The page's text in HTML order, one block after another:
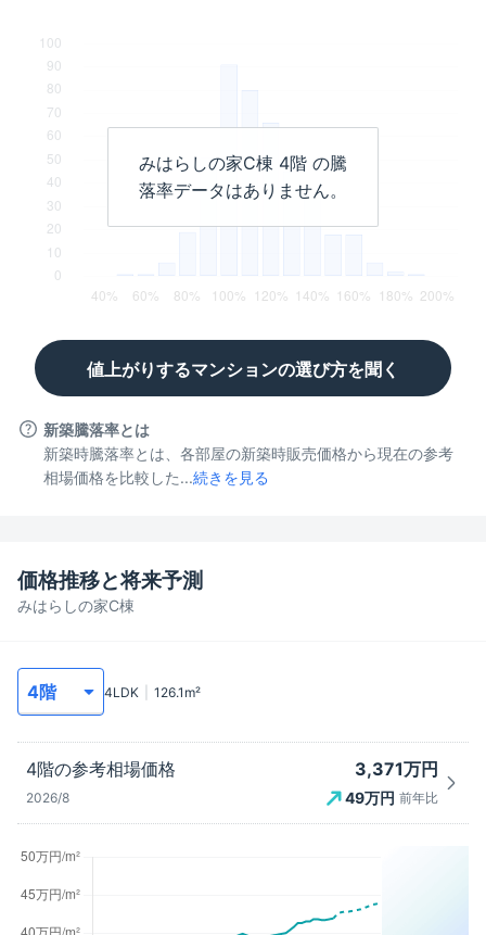
みはらしの家C棟 4階の騰
落率データはありません。
値上がりするマンションの選び方を聞く
新築騰落率とは
新築時騰落率とは、各部屋の新築時販売価格から現在の参考
相場価格を比較した...続きを見る
みはらしの家C棟
価格推移と将来予測
4LDK 126.1 m²
4階の参考相場価格
2026/8
3,371万円
49万円 前年比